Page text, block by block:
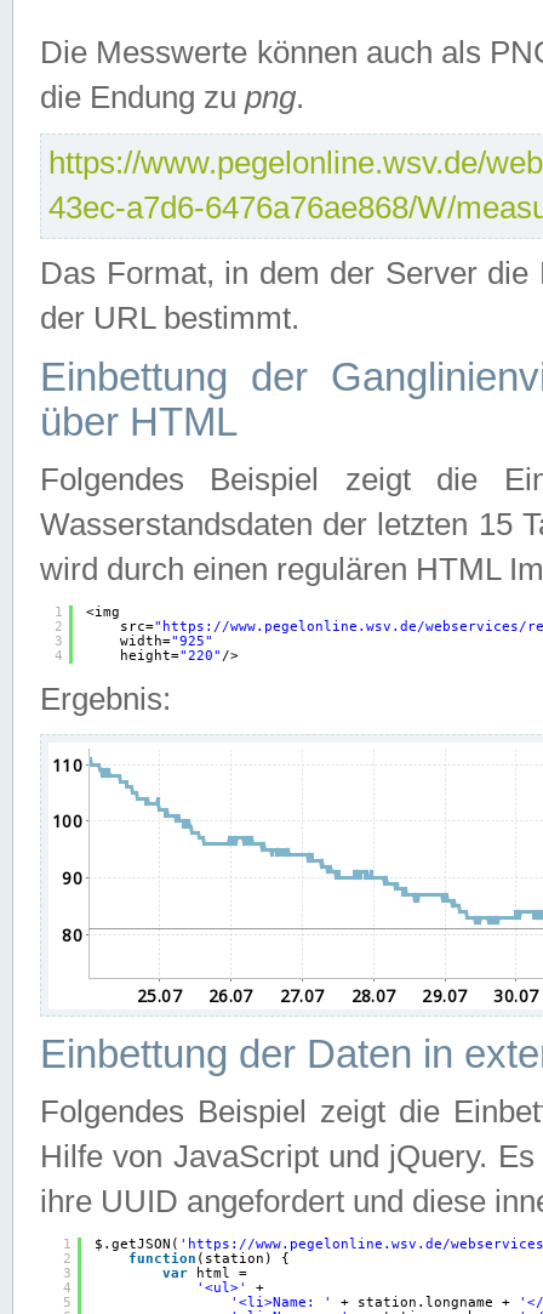
Die Messwerte können auch als
die Endung zu png.
https://www.pegelonline.wsv.de/
43ec-a7d6-6476a76ae868/W/
Das Format, in dem der Server
der URL bestimmt.
Einbettung der
über HTML
Folgendes Beispiel zeigt die
Wasserstandsdaten der letzten 15
wird durch einen regulären HTML
1
2
3
4
<img
src=" https://www.pegelonline.wsv.de/webservices/
width="925"
height="220" />
Ergebnis:
Einbettung der Daten in
Folgendes Beispiel zeigt die
Hilfe von JavaScript und jQuery.
ihre UUID angefordert und diese
1
2
3
4
5
$.getJSON( ' https://www.pegelonline.wsv.de/
function (station) {
var
html =
'<ul>'
+
'<li>Name: '
+ station.longname +